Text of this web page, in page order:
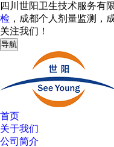
四川世阳卫生技术服务有
检 ，成都个人剂量监测，
关注我们！
导航
首页
关于我们
公司简介